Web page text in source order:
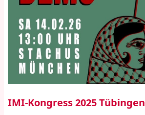
IMI-Kongress 2025 Tübingen